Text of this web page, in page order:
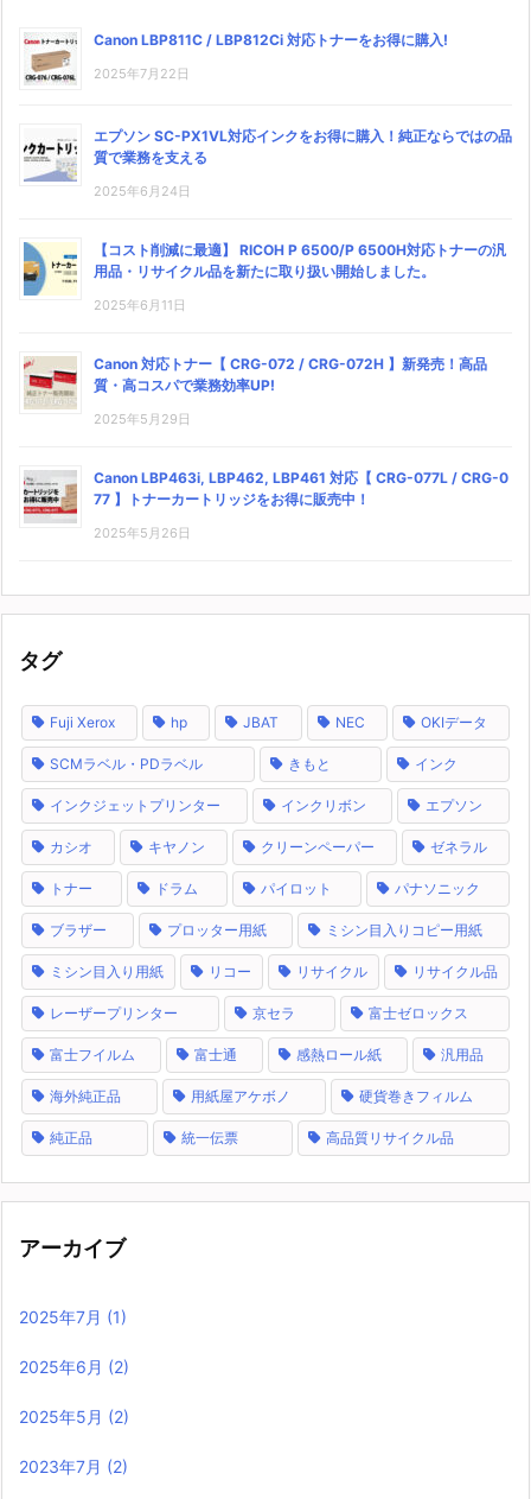
Canon LBP811C / LBP812Ci 対応トナーをお得に購入!
2025年7月22日
エプソン SC-PX1VL対応インクをお得に購入！純正ならではの品
質で業務を支える
2025年6月24日
【コスト削減に最適】 RICOH P 6500/P 6500H対応トナーの汎
用品・リサイクル品を新たに取り扱い開始しました。
2025年6月11日
Canon 対応トナー【 CRG-072 / CRG-072H 】新発売！高品
質・高コスパで業務効率UP!
2025年5月29日
Canon LBP463i, LBP462, LBP461 対応【 CRG-077L / CRG-0
77 】トナーカートリッジをお得に販売中！
2025年5月26日
タグ
Fuji Xerox hp JBAT NEC OKIデータ
SCMラベル・PDラベル きもと インク
インクジェットプリンター インクリボン エプソン
カシオ キヤノン クリーンペーパー ゼネラル
トナー ドラム パイロット パナソニック
ブラザー プロッター用紙 ミシン目入りコピー用紙
ミシン目入り用紙 リコー リサイクル リサイクル品
レーザープリンター 京セラ 富士ゼロックス
富士フイルム 富士通 感熱ロール紙 汎用品
海外純正品 用紙屋アケボノ 硬貨巻きフィルム
純正品 統一伝票 高品質リサイクル品
アーカイブ
2025年7月 (1)
2025年6月 (2)
2025年5月 (2)
2023年7月 (2)